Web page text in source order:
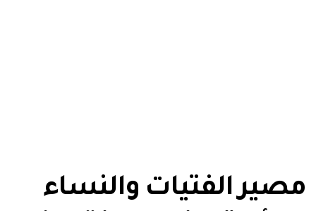
مصير الفتيات والنساء